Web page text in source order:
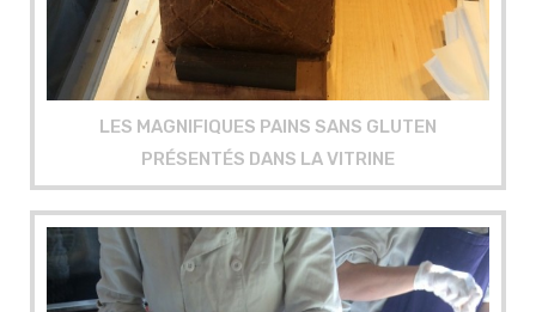
LES MAGNIFIQUES PAINS SANS GLUTEN
PRÉSENTÉS DANS LA VITRINE